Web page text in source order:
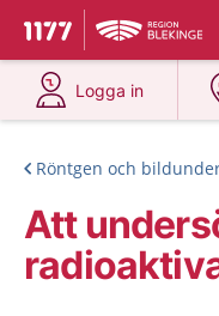
Till startsidan för 1177
Du har valt
Logga in
på 1177.se
Röntgen och
Att